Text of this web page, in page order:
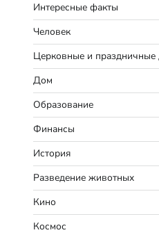
Интересные факты
Человек
Церковные и праздничные
Дом
Образование
Финансы
История
Разведение животных
Кино
Космос